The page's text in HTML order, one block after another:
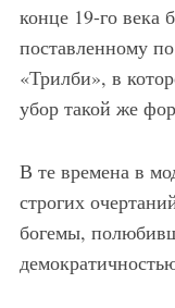
конце 19-го века
поставленному
«Трилби», в
убор такой же
В те времена в
строгих
богемы,